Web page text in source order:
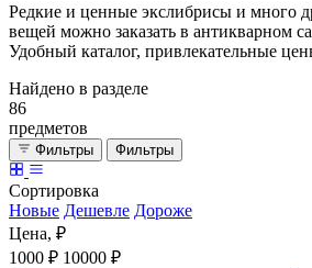
Редкие и ценные экслибрисы и много
вещей можно заказать в антикварном
Удобный каталог, привлекательные
Найдено в разделе
86
предметов
Фильтры Фильтры
Сортировка
Новые Дешевле Дороже
Цена, ₽
1000 ₽ 10000 ₽